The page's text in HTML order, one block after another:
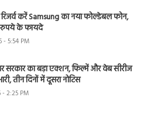
करें Samsung का नया फोल्डेबल फोन,
के फायदे
- 5:54 PM
सरकार का बड़ा एक्शन, फिल्में और वेब सीरीज
तीन दिनों में दूसरा नोटिस
- 2:25 PM